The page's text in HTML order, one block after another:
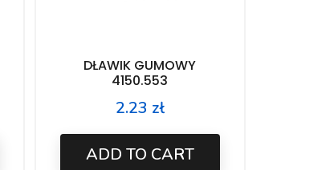
DŁAWIK GUMOWY
4150.553
Price
2.23 zł
ADD TO CART